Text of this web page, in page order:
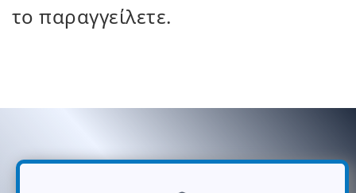
το παραγγείλετε.